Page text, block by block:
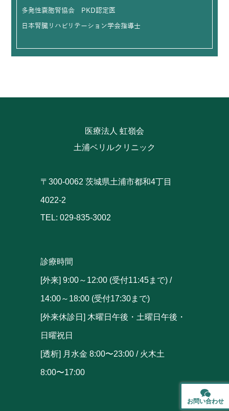
多発性嚢胞腎協会 PKD認定医
日本腎臓リハビリテーション学会指導士
医療法人 虹嶺会
土浦ベリルクリニック
〒300-0062 茨城県土浦市都和4丁目
4022-2
TEL: 029-835-3002
診療時間
[外来] 9:00～12:00 (受付11:45まで) /
14:00～18:00 (受付17:30まで)
[外来休診日] 木曜日午後・土曜日午後・
日曜祝日
[透析] 月水金 8:00〜23:00 / 火木土
8:00〜17:00
お問い合わせ